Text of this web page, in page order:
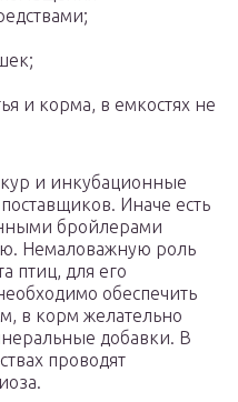
и корма, в емкостях не
и инкубационные
Иначе есть
бройлерами
Немаловажную роль
птиц, для его
обеспечить
в корм желательно
добавки. В
проводят